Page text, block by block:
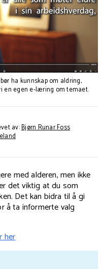
ha kunnskap om aldring,
en egen e-læring om temaet.
av:Bjørn Runar Foss
med alderen, men ikke
det viktig at du som
Det kan bidra til å gi
å ta informerte valg
her